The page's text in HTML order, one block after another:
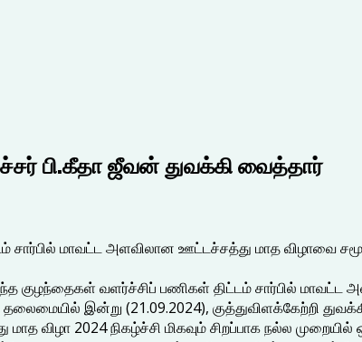
பி.கீதா ஜீவன் துவக்கி வைத்தார்
சார்பில் மாவட்ட அளவிலான ஊட்டச்சத்து மாத விழாவை
வளர்ச்சிப் பணிகள் திட்டம் சார்பில் மாவட்ட
இன்று (21.09.2024), குத்துவிளக்கேற்றி துவக்கி
விழா 2024 நிகழ்ச்சி மிகவும் சிறப்பாக நல்ல முறையில்